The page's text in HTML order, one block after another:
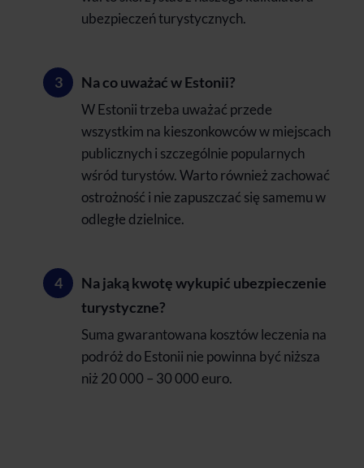
ubezpieczeń turystycznych.
Na co uważać w Estonii?
W Estonii trzeba uważać przede
wszystkim na kieszonkowców w miejscach
publicznych i szczególnie popularnych
wśród turystów. Warto również zachować
ostrożność i nie zapuszczać się samemu w
odległe dzielnice.
Na jaką kwotę wykupić ubezpieczenie
turystyczne?
Suma gwarantowana kosztów leczenia na
podróż do Estonii nie powinna być niższa
niż 20 000 – 30 000 euro.